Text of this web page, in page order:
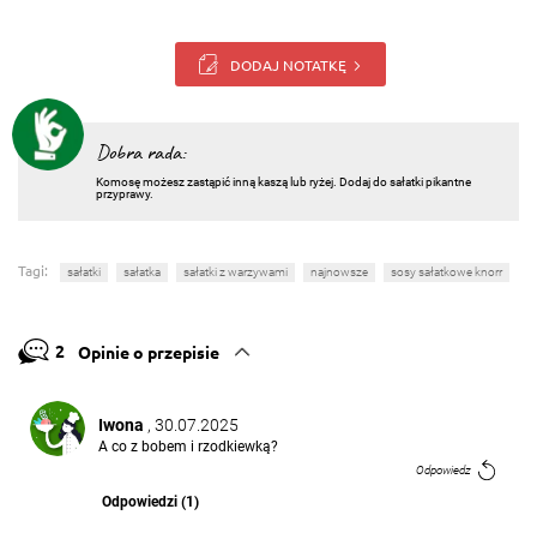
DODAJ NOTATKĘ
Dobra rada:
Komosę możesz zastąpić inną kaszą lub ryżej. Dodaj do sałatki pikantne
przyprawy.
Tagi: sałatki sałatka sałatki z warzywami najnowsze sosy sałatkowe knorr
2 Opinie o przepisie
Iwona , 30.07.2025
A co z bobem i rzodkiewką?
Odpowiedz
Odpowiedzi (1)